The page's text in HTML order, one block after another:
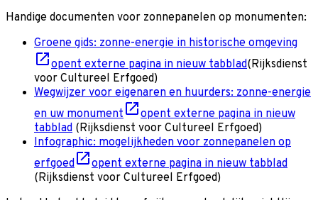
Handige documenten voor zonnepanelen op monumenten:
Groene gids: zonne-energie in historische omgeving
opent externe pagina in nieuw tabblad(Rijksdienst
voor Cultureel Erfgoed)
Wegwijzer voor eigenaren en huurders: zonne-energie
en uw monument
opent externe pagina in nieuw
tabblad (Rijksdienst voor Cultureel Erfgoed)
Infographic: mogelijkheden voor zonnepanelen op
erfgoed
opent externe pagina in nieuw tabblad
(Rijksdienst voor Cultureel Erfgoed)